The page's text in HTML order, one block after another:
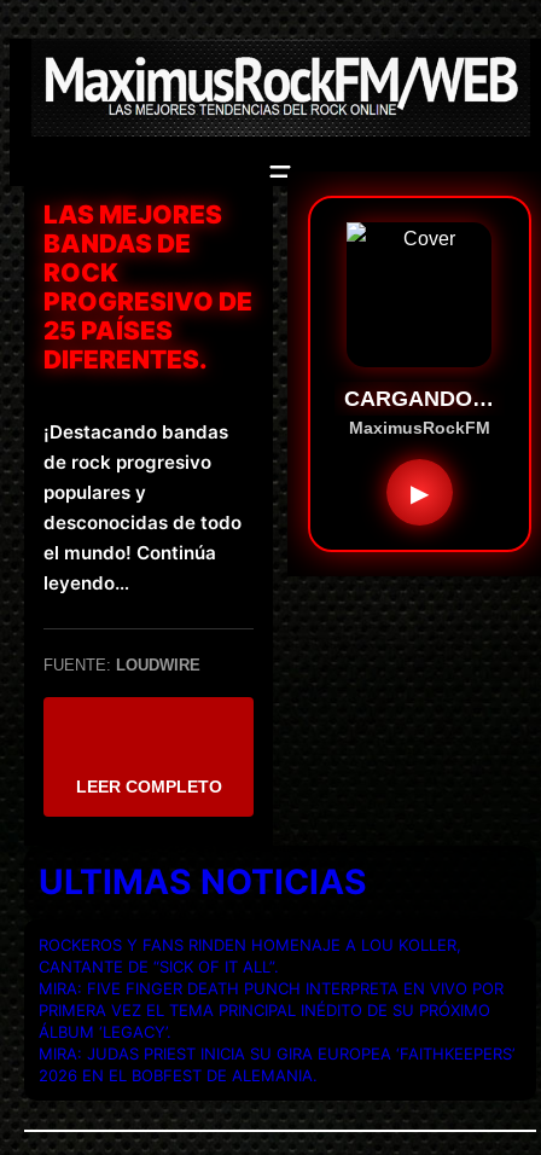
Saltar
contenido
LAS MEJORES
BANDAS DE
ROCK
PROGRESIVO DE
25 PAÍSES
DIFERENTES.
¡Destacando bandas
de rock progresivo
populares y
desconocidas de todo
el mundo! Continúa
leyendo…
FUENTE: LOUDWIRE
LEER COMPLETO
CARGANDO…
MaximusRockFM
▶
ULTIMAS NOTICIAS
ROCKEROS Y FANS RINDEN HOMENAJE A LOU KOLLER,
CANTANTE DE “SICK OF IT ALL”.
MIRA: FIVE FINGER DEATH PUNCH INTERPRETA EN VIVO POR
PRIMERA VEZ EL TEMA PRINCIPAL INÉDITO DE SU PRÓXIMO
ÁLBUM ‘LEGACY’.
MIRA: JUDAS PRIEST INICIA SU GIRA EUROPEA ‘FAITHKEEPERS’
2026 EN EL BOBFEST DE ALEMANIA.